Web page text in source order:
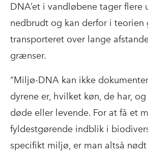
DNA’et i vandløbene tager flere
nedbrudt og kan derfor i
transporteret over lange
grænser.
“Miljø-DNA kan ikke
dyrene er, hvilket køn, de har,
døde eller levende. For at få et
fyldestgørende indblik i
specifikt miljø, er man altså